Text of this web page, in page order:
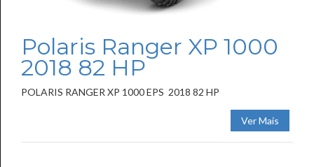
Polaris Ranger XP 1000
2018 82 HP
POLARIS RANGER XP 1000 EPS 2018 82 HP
Ver Mais